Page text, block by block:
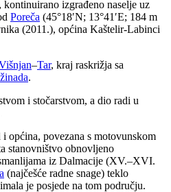
izgrađeno naselje uz
Poreča (45°18′N; 13°41′E; 184 m
(2011.), općina Kaštelir-Labinci
–Tar, kraj raskrižja sa
.
i stočarstvom, a dio radi u
i općina, povezana s motovunskom
stanovništvo obnovljeno
iz Dalmacije (XV.–XVI.
(najčešće radne snage) teklo
imala je posjede na tom području.